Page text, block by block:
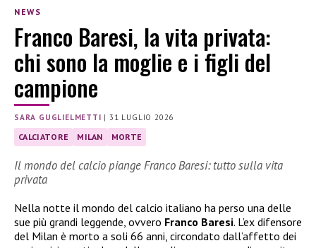
NEWS
Franco Baresi, la vita privata:
chi sono la moglie e i figli del
campione
SARA GUGLIELMETTI |31 LUGLIO 2026
CALCIATORE MILAN MORTE
Il mondo del calcio piange Franco Baresi: tutto sulla vita
privata
Nella notte il mondo del calcio italiano ha perso una delle
sue più grandi leggende, ovvero Franco Baresi. L’ex difensore
del Milan è morto a soli 66 anni, circondato dall’affetto dei